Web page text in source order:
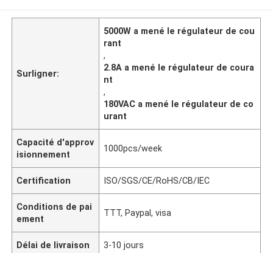
Surligner:
5000W a mené le régulateur de cou
rant
,
2.8A a mené le régulateur de coura
nt
,
180VAC a mené le régulateur de co
urant
Capacité d'approv
isionnement
1000pcs/week
Certification ISO/SGS/CE/RoHS/CB/IEC
Conditions de pai
ement
TTT, Paypal, visa
Délai de livraison 3-10 jours